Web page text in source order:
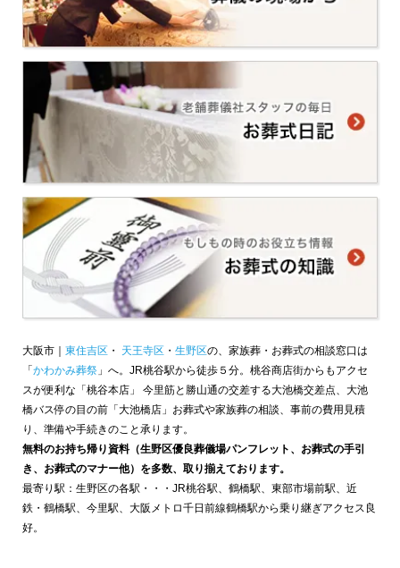
大阪市｜ 東住吉区 ・ 天王寺区 ・ 生野区の、家族葬・お葬式の相談窓口は
「かわかみ葬祭 」へ。JR桃谷駅から徒歩５分。桃谷商店街からもアクセ
スが便利な「桃谷本店」 今里筋と勝山通の交差する大池橋交差点、大池
橋バス停の目の前「大池橋店」お葬式や家族葬の相談、事前の費用見積
り、準備や手続きのこと承ります。
無料のお持ち帰り資料（生野区優良葬儀場パンフレット、お葬式の手引
き、お葬式のマナー他）を多数、取り揃えております。
最寄り駅：生野区の各駅・・・JR桃谷駅、鶴橋駅、東部市場前駅、近
鉄・鶴橋駅、今里駅、大阪メトロ千日前線鶴橋駅から乗り継ぎアクセス良
好。